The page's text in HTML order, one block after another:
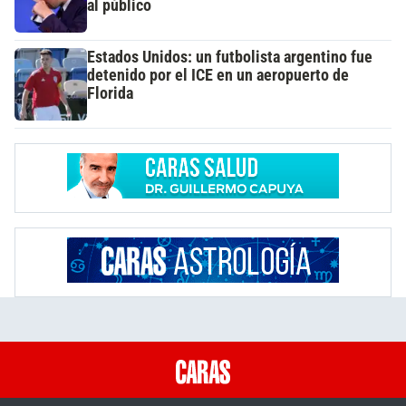
al público
Estados Unidos: un futbolista argentino fue
detenido por el ICE en un aeropuerto de
Florida